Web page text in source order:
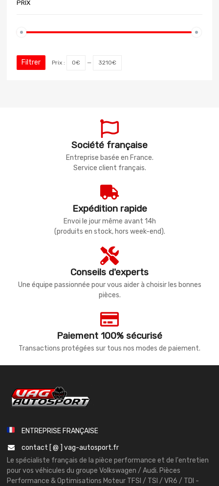
PRIX
Filtrer Prix : 0€ — 3210€
Société française
Entreprise basée en France.
Service client français.
Expédition rapide
Envoi le jour même avant 14h
(produits en stock, hors week-end).
Conseils d'experts
Une équipe passionnée pour vous aider à choisir les bonnes
pièces.
Paiement 100% sécurisé
Transactions protégées sur tous nos modes de paiement.
ENTREPRISE FRANÇAISE
contact [ @ ] vag-autosport.fr
Le spécialiste français de la pièce performance et de l'entretien
pour vos véhicules du groupe Volkswagen / Audi. Pièces
Performance & Optimisations Moteur TFSI / TSI / VR6 / TDI -